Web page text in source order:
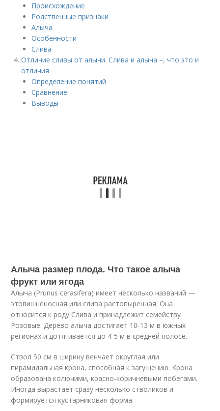
Происхождение
Родственные признаки
Алыча
Особенности
Слива
Отличие сливы от алычи. Слива и алыча –, что это и
отличия
Определение понятий
Сравнение
Выводы
Алыча размер плода. Что такое алыча
фрукт или ягода
Алыча (Prunus cerasifera) имеет несколько названий —
этовишненосная или слива растопыренная. Она
относится к роду Слива и принадлежит семейству
Розовые. Дерево алыча достигает 10-13 м в южных
регионах и дотягивается до 4-5 м в средней полосе.
Ствол 50 см в ширину венчает округлая или
пирамидальная крона, способная к загущению. Крона
образована колючими, красно-коричневыми побегами.
Иногда вырастает сразу несколько стволиков и
формируется кустарниковая форма.